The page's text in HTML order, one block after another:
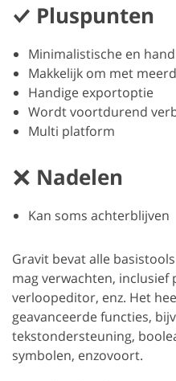
Pluspunten
Minimalistische en
Makkelijk om met
Handige exportoptie
Wordt voortdurend
Multi platform
Nadelen
Kan soms achterblijven
Gravit bevat alle
mag verwachten, inclusief
verloopeditor, enz. Het
geavanceerde functies,
tekstondersteuning,
symbolen, enzovoort.